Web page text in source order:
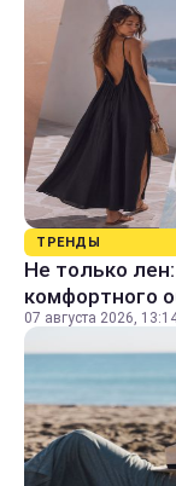
ТРЕНДЫ
Не только
комфортного
07 августа 2026,